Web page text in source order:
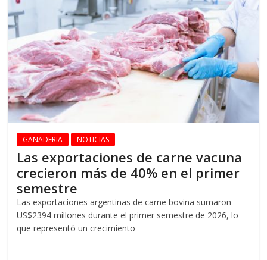
GANADERIA NOTICIAS
Las exportaciones de carne vacuna
crecieron más de 40% en el primer
semestre
Las exportaciones argentinas de carne bovina sumaron
US$2394 millones durante el primer semestre de 2026, lo
que representó un crecimiento